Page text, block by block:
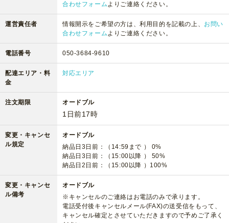
合わせフォームよりご連絡ください。
運営責任者 情報開示をご希望の方は、利用目的を記載の上、 お問い
合わせフォームよりご連絡ください。
電話番号 050-3684-9610
配達エリア・料
金
対応エリア
注文期限 オードブル
1日前17時
変更・キャンセ
ル規定
オードブル
納品日3日前：（14:59まで ） 0%
納品日3日前：（15:00以降 ） 50%
納品日2日前：（15:00以降 ）100%
変更・キャンセ
ル備考
オードブル
※キャンセルのご連絡はお電話のみで承ります。
電話受付後キャンセルメール(FAX)の送受信をもって、
キャンセル確定とさせていただきますので予めご了承く